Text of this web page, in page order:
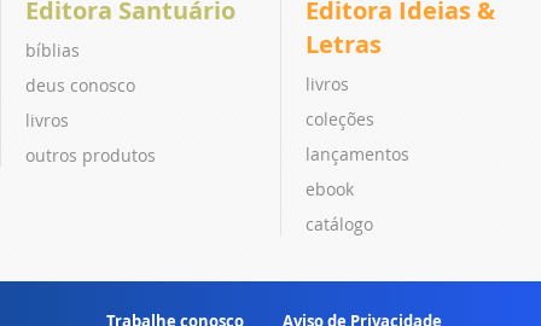
Editora Santuário
bíblias
deus conosco
livros
outros produtos
Editora Ideias &
Letras
livros
coleções
lançamentos
ebook
catálogo
Trabalhe conosco Aviso de Privacidade